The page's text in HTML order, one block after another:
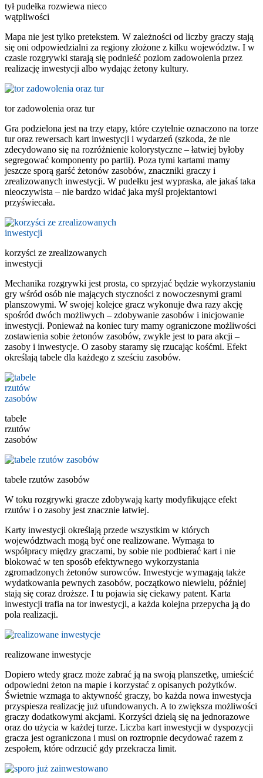
tył pudełka rozwiewa nieco
wątpliwości
Mapa nie jest tylko pretekstem. W zależności od liczby graczy stają
się oni odpowiedzialni za regiony złożone z kilku województw. I w
czasie rozgrywki starają się podnieść poziom zadowolenia przez
realizację inwestycji albo wydając żetony kultury.
tor zadowolenia oraz tur
Gra podzielona jest na trzy etapy, które czytelnie oznaczono na torze
tur oraz rewersach kart inwestycji i wydarzeń (szkoda, że nie
zdecydowano się na rozróżnienie kolorystyczne – łatwiej byłoby
segregować komponenty po partii). Poza tymi kartami mamy
jeszcze sporą garść żetonów zasobów, znaczniki graczy i
zrealizowanych inwestycji. W pudełku jest wypraska, ale jakaś taka
nieoczywista – nie bardzo widać jaka myśl projektantowi
przyświecała.
korzyści ze zrealizowanych
inwestycji
Mechanika rozgrywki jest prosta, co sprzyjać będzie wykorzystaniu
gry wśród osób nie mających styczności z nowoczesnymi grami
planszowymi. W swojej kolejce gracz wykonuje dwa razy akcję
spośród dwóch możliwych – zdobywanie zasobów i inicjowanie
inwestycji. Ponieważ na koniec tury mamy ograniczone możliwości
zostawienia sobie żetonów zasobów, zwykle jest to para akcji –
zasoby i inwestycje. O zasoby staramy się rzucając kośćmi. Efekt
określają tabele dla każdego z sześciu zasobów.
tabele
rzutów
zasobów
tabele rzutów zasobów
W toku rozgrywki gracze zdobywają karty modyfikujące efekt
rzutów i o zasoby jest znacznie łatwiej.
Karty inwestycji określają przede wszystkim w których
województwach mogą być one realizowane. Wymaga to
współpracy między graczami, by sobie nie podbierać kart i nie
blokować w ten sposób efektywnego wykorzystania
zgromadzonych żetonów surowców. Inwestycje wymagają także
wydatkowania pewnych zasobów, początkowo niewielu, później
stają się coraz droższe. I tu pojawia się ciekawy patent. Karta
inwestycji trafia na tor inwestycji, a każda kolejna przepycha ją do
pola realizacji.
realizowane inwestycje
Dopiero wtedy gracz może zabrać ją na swoją planszetkę, umieścić
odpowiedni żeton na mapie i korzystać z opisanych pożytków.
Świetnie wzmaga to aktywność graczy, bo każda nowa inwestycja
przyspiesza realizację już ufundowanych. A to zwiększa możliwości
graczy dodatkowymi akcjami. Korzyści dzielą się na jednorazowe
oraz do użycia w każdej turze. Liczba kart inwestycji w dyspozycji
gracza jest ograniczona i musi on roztropnie decydować razem z
zespołem, które odrzucić gdy przekracza limit.